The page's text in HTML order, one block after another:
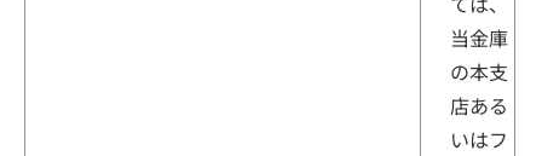
当金庫
の本支
店ある
いはフ